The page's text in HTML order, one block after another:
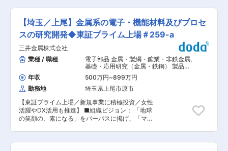
35,000円） ※入居条件あり ※入社に伴う引越費用
と転居時の移動費用（片道分）全額企業負担 ・福
利厚生サービスあり（ベネフィット・ステーショ
ン） ※有給消化日数：14.0日（2024年度） ■配
属部署： タイヤ第一材料部 └22名在籍 ＜概要＞
タイヤに求められる社会的課題・商品力・コスト
競争力に適応するために、タイヤ用原材料の開発
を行っております。 関連する加工技術開発・生産
設計を行いつつ、高品質で生産しやすく安全で安
価な原材料の実用化と標準化を推進をしておりま
す。 ■当社について： 1917年設立、100年以上
の歴史を持つタイヤメーカーです。2025年度の
連結決算も過去最高の売上を達成しており、業績
モータースポーツやトラック、バス、産業車両用
タイヤなど幅広く展開。国内の完成車メーカーは
行うための体制強化として、流体解析関連業務で
活躍いただける人材を募集しております。ご経験
やスキル、希望に合わせてお任せする業務内容を
決定していきます。 ◆業務詳細 ・流体解析関連
業務： 流体解析ソフト(STREAM等)を用いて検証
を行い、新製品開発を行っていただきます。 当社
製品開発の特長は、工程の一部をお任せするので
はなく、企画〜設計〜試験検証〜生産まで一気通
貫で開発業務に携わることができる点です。 ◆扱
う製品 空調用のダクトを対象としていただきま
す。 保温や断熱による防火、防音などの機能を持
つダクトや、ダクト内や末端に設置される空気の
流れを整えるチャンバー等を扱っています。 ※HP
内の「設備資材」の項目
https://www.fujimori.co.jp/products/building_materials?
sec=category_3 ◆採用背景 設備技術グループは
【埼玉／上尾】金属系の電子・機能材料及びプロセ
スの研究開発◆東証プライム上場＃259-a
三井金属株式会社
業種 / 職種
電子部品 金属・製綱・鉱業・非鉄金属,
基礎・応用研究（金属・鉄鋼） 製品開
発（金属・鉄鋼）
年収 500万円~899万円
勤務地
埼玉県上尾市原市
【東証プライム上場／新規事業に積極投資／女性
活躍やDX活用も推進】 ■組織ビジョン： 「地球
の笑顔の、素になる」をパーパスに掲げ、「マテ
後、10年後を見据えた新規事業創出活動を行って